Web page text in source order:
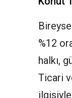
%12
halkı,
Ticari